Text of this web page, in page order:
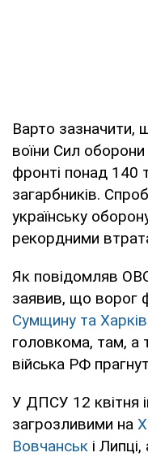
Варто зазначити,
воїни Сил оборони
фронті понад 140
загарбників.
українську
рекордними
Як повідомляв
заявив, що ворог
Сумщину та
головкома, там, а
війська РФ
У ДПСУ 12 квітня
загрозливими на
Вовчанськ і